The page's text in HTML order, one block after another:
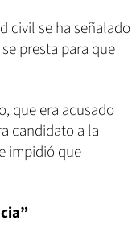
civil se ha señalado
presta para que
que era acusado
candidato a la
impidió que